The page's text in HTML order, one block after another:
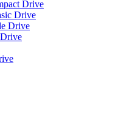
Drive
Drive
Drive